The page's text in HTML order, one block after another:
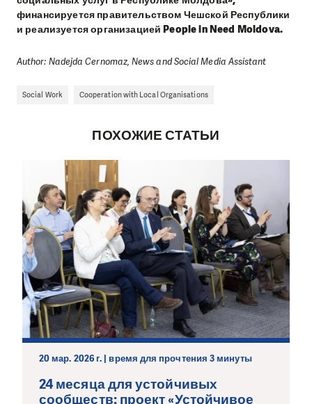
финансируется правительством Чешской Республики
и реализуется организацией People in Need Moldova.
Author: Nadejda Cernomaz, News and Social Media Assistant
Social Work Cooperation with Local Organisations
ПОХОЖИЕ СТАТЬИ
20 мар. 2026 г. | время для прочтения 3 минуты
24 месяца для устойчивых
сообществ: проект «Устойчивое